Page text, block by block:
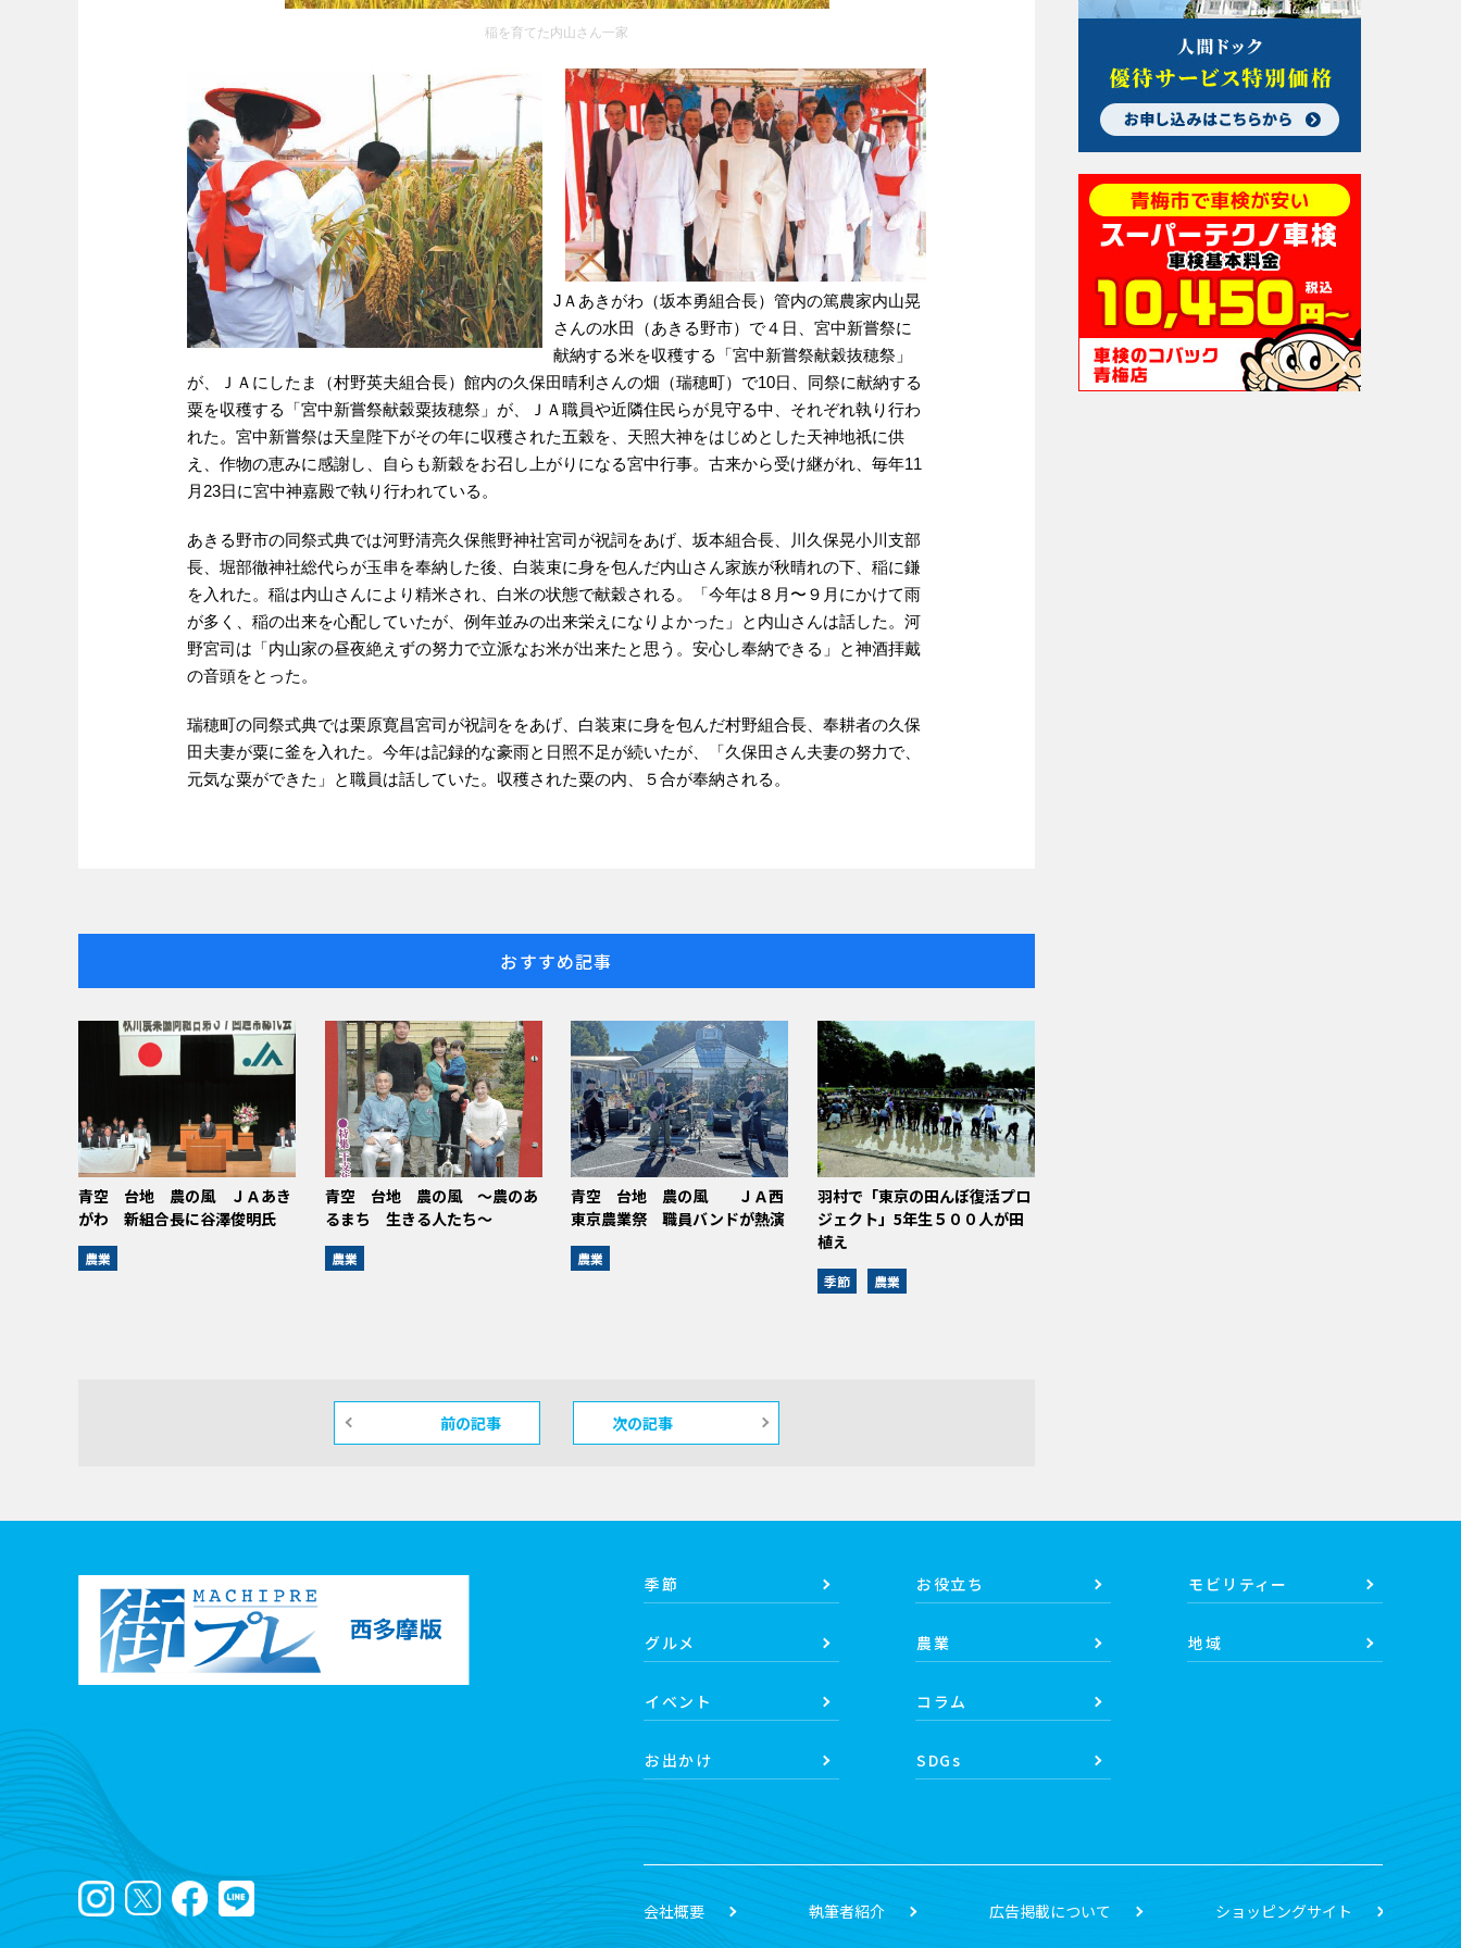
稲を育てた内山さん一家
JＡあきがわ（坂本勇組合長）管内の篤農家内山晃
さんの水田（あきる野市）で４日、宮中新嘗祭に
献納する米を収穫する「宮中新嘗祭献穀抜穂祭」
が、ＪＡにしたま（村野英夫組合長）館内の久保田晴利さんの畑（瑞穂町）で10日、同祭に献納する
粟を収穫する「宮中新嘗祭献穀粟抜穂祭」が、ＪＡ職員や近隣住民らが見守る中、それぞれ執り行わ
れた。宮中新嘗祭は天皇陛下がその年に収穫された五穀を、天照大神をはじめとした天神地祇に供
え、作物の恵みに感謝し、自らも新穀をお召し上がりになる宮中行事。古来から受け継がれ、毎年11
月23日に宮中神嘉殿で執り行われている。
あきる野市の同祭式典では河野清亮久保熊野神社宮司が祝詞をあげ、坂本組合長、川久保晃小川支部
長、堀部徹神社総代らが玉串を奉納した後、白装束に身を包んだ内山さん家族が秋晴れの下、稲に鎌
を入れた。稲は内山さんにより精米され、白米の状態で献穀される。「今年は８月〜９月にかけて雨
が多く、稲の出来を心配していたが、例年並みの出来栄えになりよかった」と内山さんは話した。河
野宮司は「内山家の昼夜絶えずの努力で立派なお米が出来たと思う。安心し奉納できる」と神酒拝戴
の音頭をとった。
瑞穂町の同祭式典では栗原寛昌宮司が祝詞ををあげ、白装束に身を包んだ村野組合長、奉耕者の久保
田夫妻が粟に釜を入れた。今年は記録的な豪雨と日照不足が続いたが、「久保田さん夫妻の努力で、
元気な粟ができた」と職員は話していた。収穫された粟の内、５合が奉納される。
おすすめ記事
青空 台地 農の風 ＪＡあき
がわ 新組合長に谷澤俊明氏
農業
青空 台地 農の風 ～農のあ
るまち 生きる人たち～
農業
青空 台地 農の風 ＪＡ西
東京農業祭 職員バンドが熱演
農業
羽村で「東京の田んぼ復活プロ
ジェクト」5年生５００人が田
植え
季節 農業
前の記事 次の記事
季節
グルメ
イベント
お出かけ
お役立ち
農業
コラム
SDGs
モビリティー
地域
会社概要 執筆者紹介 広告掲載について ショッピングサイト